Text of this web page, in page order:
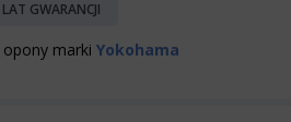
GWARANCJI
marki Yokohama